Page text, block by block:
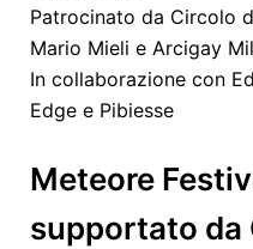
Patrocinato da Circolo
Mario Mieli e Arcigay
In collaborazione con
Edge e Pibiesse
Meteore
supportato da